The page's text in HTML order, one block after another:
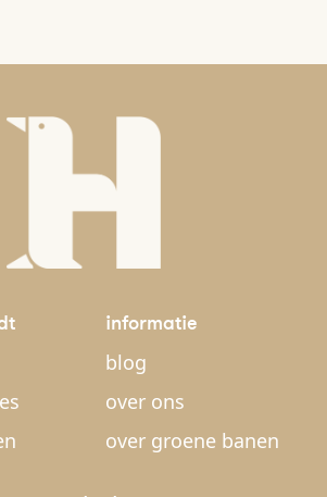
informatie
blog
over ons
over groene banen